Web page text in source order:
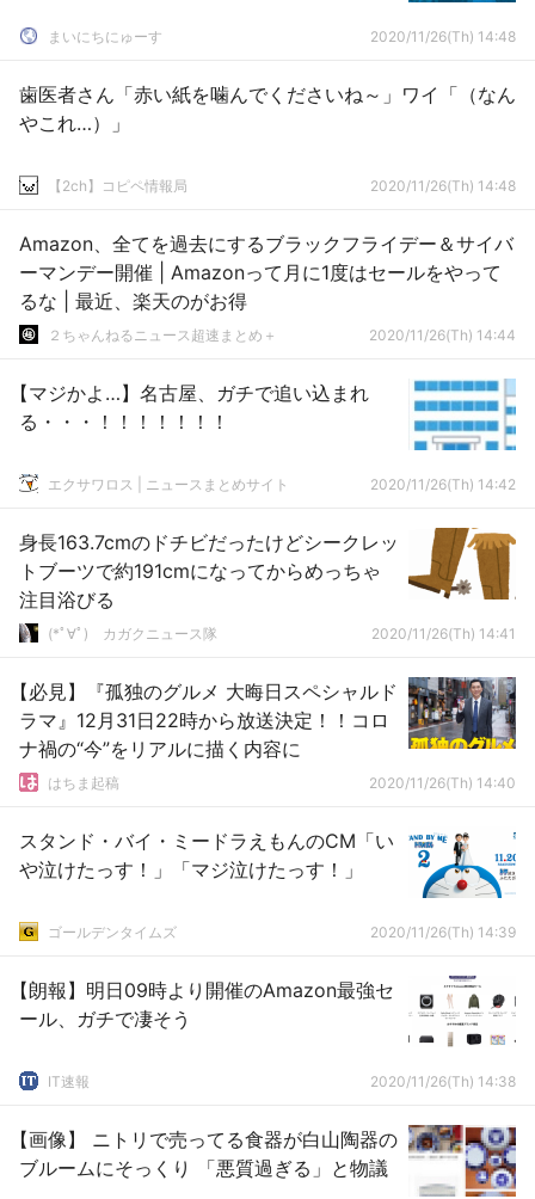
まいにちにゅーす 2020/11/26(Th) 14:48
歯医者さん「赤い紙を噛んでくださいね～」ワイ「（なん
やこれ…）」
【2ch】コピペ情報局 2020/11/26(Th) 14:48
Amazon、全てを過去にするブラックフライデー＆サイバ
ーマンデー開催 | Amazonって月に1度はセールをやって
るな | 最近、楽天のがお得
２ちゃんねるニュース超速まとめ＋ 2020/11/26(Th) 14:44
【マジかよ…】名古屋、ガチで追い込まれ
る・・・！！！！！！！
エクサワロス | ニュースまとめサイト 2020/11/26(Th) 14:42
身長163.7cmのドチビだったけどシークレッ
トブーツで約191cmになってからめっちゃ
注目浴びる
(*ﾟ∀ﾟ)ゞカガクニュース隊 2020/11/26(Th) 14:41
【必見】『孤独のグルメ 大晦日スペシャルド
ラマ』12月31日22時から放送決定！！コロ
ナ禍の“今”をリアルに描く内容に
はちま起稿 2020/11/26(Th) 14:40
スタンド・バイ・ミードラえもんのCM「い
や泣けたっす！」「マジ泣けたっす！」
ゴールデンタイムズ 2020/11/26(Th) 14:39
【朗報】明日09時より開催のAmazon最強セ
ール、ガチで凄そう
IT速報 2020/11/26(Th) 14:38
【画像】 ニトリで売ってる食器が白山陶器の
ブルームにそっくり 「悪質過ぎる」と物議